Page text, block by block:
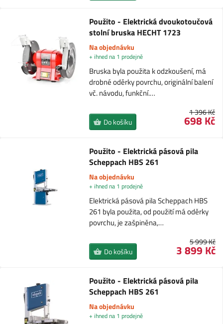
Použito - Elektrická dvoukotoučová
stolní bruska HECHT 1723
Na objednávku
+ ihned na 1 prodejně
Bruska byla použita k odzkoušení, má
drobné oděrky povrchu, originální balení
vč. návodu, funkční.…
1 396 Kč
698 Kč
Do košíku
Použito - Elektrická pásová pila
Scheppach HBS 261
Na objednávku
+ ihned na 1 prodejně
Elektrická pásová pila Scheppach HBS
261 byla použita, od použití má oděrky
povrchu, je zašpiněna,…
5 999 Kč
3 899 Kč
Do košíku
Použito - Elektrická pásová pila
Scheppach HBS 261
Na objednávku
+ ihned na 1 prodejně